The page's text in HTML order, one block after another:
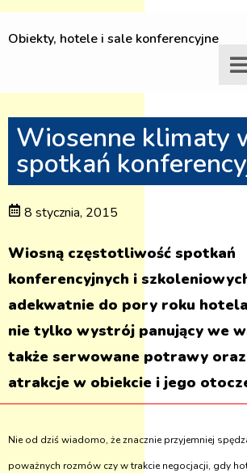
Obiekty, hotele i sale konferencyjne
Wiosenne klimaty
spotkań
8 stycznia, 2015
Wiosną częstotliwość spotkań
konferencyjnych i
adekwatnie do pory roku
nie tylko wystrój panujący we
także serwowane potrawy
atrakcje w obiekcie i jego
Nie od dziś wiadomo, że znacznie przyjemniej
poważnych rozmów czy w trakcie negocjacji, gdy